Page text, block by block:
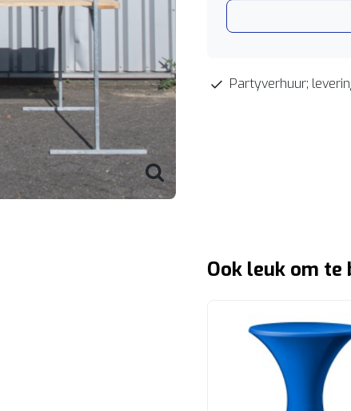
Partyverhuur;
Ook leuk om te